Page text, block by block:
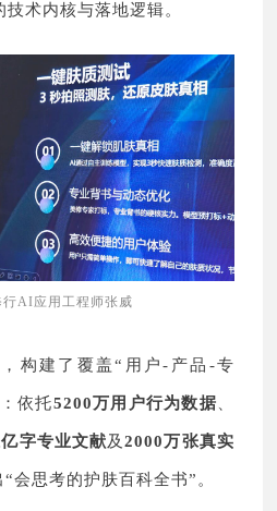
术内核与落地逻辑。
行AI应用工程师张威
构建了覆盖“用户-产品-专
依托5200万用户行为数据、
字专业文献及2000万张真实
“会思考的护肤百科全书”。